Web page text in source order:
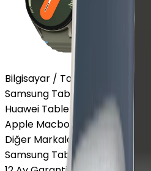
Bilgisayar / Tablet
Samsung Tablet
Huawei Tablet
Apple Macbook
Diğer Markalar
Samsung Tablet